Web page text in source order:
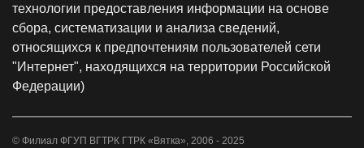
технологии предоставления информации на основе
сбора, систематизации и анализа сведений,
относящихся к предпочтениям пользователей сети
"Интернет", находящихся на территории Российской
Федерации)
© Филиал ФГУП ВГТРК ГТРК «Вятка», 2006 - 2025